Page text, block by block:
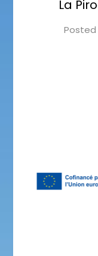
La
Posted